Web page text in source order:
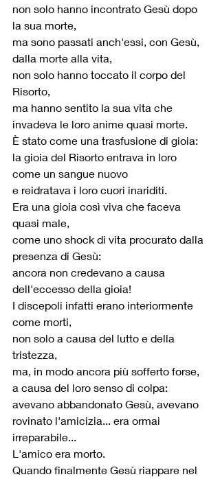
non solo hanno incontrato Gesù dopo
la sua morte,
ma sono passati anch'essi, con Gesù,
dalla morte alla vita,
non solo hanno toccato il corpo del
Risorto,
ma hanno sentito la sua vita che
invadeva le loro anime quasi morte.
È stato come una trasfusione di gioia:
la gioia del Risorto entrava in loro
come un sangue nuovo
e reidratava i loro cuori inariditi.
Era una gioia così viva che faceva
quasi male,
come uno shock di vita procurato dalla
presenza di Gesù:
ancora non credevano a causa
dell'eccesso della gioia!
I discepoli infatti erano interiormente
come morti,
non solo a causa del lutto e della
tristezza,
ma, in modo ancora più sofferto forse,
a causa del loro senso di colpa:
avevano abbandonato Gesù, avevano
rovinato l'amicizia... era ormai
irreparabile...
L'amico era morto.
Quando finalmente Gesù riappare nel